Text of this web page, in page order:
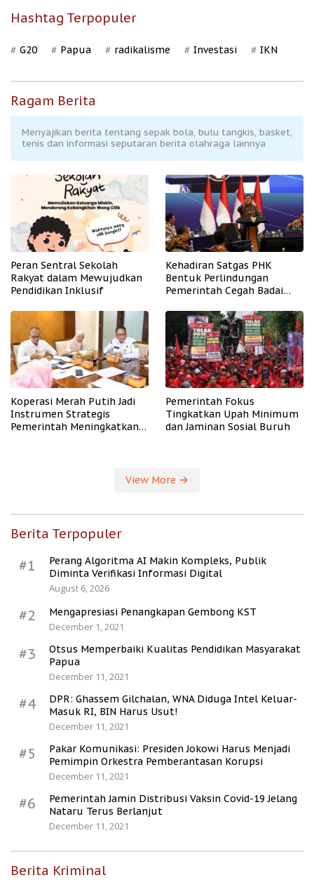
Hashtag Terpopuler
G20 Papua radikalisme Investasi IKN
Ragam Berita
Menyajikan berita tentang sepak bola, bulu tangkis, basket,
tenis dan informasi seputaran berita olahraga lainnya
Peran Sentral Sekolah
Rakyat dalam Mewujudkan
Pendidikan Inklusif
Kehadiran Satgas PHK
Bentuk Perlindungan
Pemerintah Cegah Badai
Koperasi Merah Putih Jadi
Instrumen Strategis
Pemerintah Meningkatkan
Pemerintah Fokus
Tingkatkan Upah Minimum
dan Jaminan Sosial Buruh
View More
Berita Terpopuler
#1
Perang Algoritma AI Makin Kompleks, Publik
Diminta Verifikasi Informasi Digital
August 6, 2026
#2
Mengapresiasi Penangkapan Gembong KST
December 1, 2021
#3
Otsus Memperbaiki Kualitas Pendidikan Masyarakat
Papua
December 11, 2021
#4
DPR: Ghassem Gilchalan, WNA Diduga Intel Keluar-
Masuk RI, BIN Harus Usut!
December 11, 2021
#5
Pakar Komunikasi: Presiden Jokowi Harus Menjadi
Pemimpin Orkestra Pemberantasan Korupsi
December 11, 2021
#6
Pemerintah Jamin Distribusi Vaksin Covid-19 Jelang
Nataru Terus Berlanjut
December 11, 2021
Berita Kriminal